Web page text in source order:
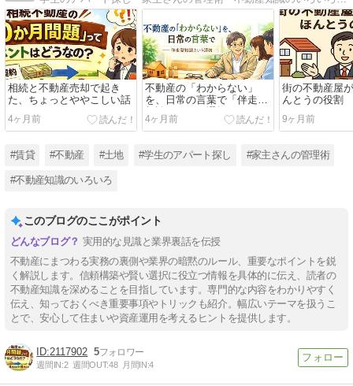
相続と不動産売却で起き
た、ちょっとややこしい話
4ヶ月前
不動産の「わからない」
を、日常の言葉で「伴走型
相談」という選択
4ヶ月前
街の不動産屋
んとうの役割
9ヶ月前
#賃貸 #不動産 #土地 #学生のアパート探し #家主さんの管理術
#不動産知識のいろいろ
このブログのここがポイント
実用的な見識と業界裏話を伝授
不動産にまつわる実務の裏側や業界の暗黙のルール、重要なポイントを鋭
く解説します。信頼構築や賢い選択に役立つ情報を具体的に伝え、読者の
不動産知識を深めることを目指しています。専門的な内容をわかりやすく
伝え、知っておくべき重要事項やトリックも紹介。幅広いテーマを扱うこ
とで、安心して住まいや資産運用を考えるヒントを提供します。
2117902 5
週間IN:2 週間OUT:48 月間IN:4